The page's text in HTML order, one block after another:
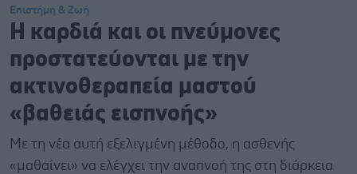
Επιστήμη & Ζωή
Η καρδιά και οι πνεύμονες
προστατεύονται με την
ακτινοθεραπεία μαστού
«βαθειάς εισπνοής»
Με τη νέα αυτή εξελιγμένη μέθοδο, η ασθενής
«μαθαίνει» να ελέγχει την αναπνοή της στη διάρκεια